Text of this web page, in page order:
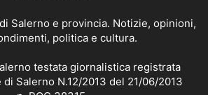
Salerno e provincia. Notizie, opinioni,
politica e cultura.
testata giornalistica registrata
Salerno N.12/2013 del 21/06/2013